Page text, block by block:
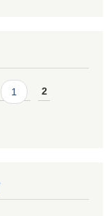
1 2